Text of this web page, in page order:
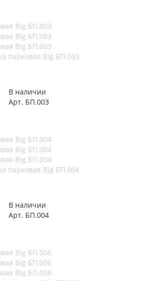
парковая Big БП.003
В наличии
Арт. БП.003
парковая Big БП.004
В наличии
Арт. БП.004